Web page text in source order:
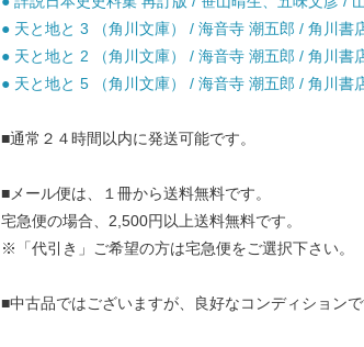
● 天と地と 3 （角川文庫） / 海音寺 潮五郎 / 角川書
● 天と地と 2 （角川文庫） / 海音寺 潮五郎 / 角川書
● 天と地と 5 （角川文庫） / 海音寺 潮五郎 / 角川書
■通常２４時間以内に発送可能です。
■メール便は、１冊から送料無料です。
宅急便の場合、2,500円以上送料無料です。
※「代引き」ご希望の方は宅急便をご選択下さい。
■中古品ではございますが、良好なコンディションで